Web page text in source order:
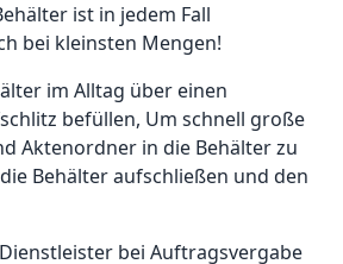
ist in jedem Fall
bei kleinsten Mengen!
im Alltag über einen
befüllen, Um schnell große
Aktenordner in die Behälter zu
Behälter aufschließen und den
bei Auftragsvergabe